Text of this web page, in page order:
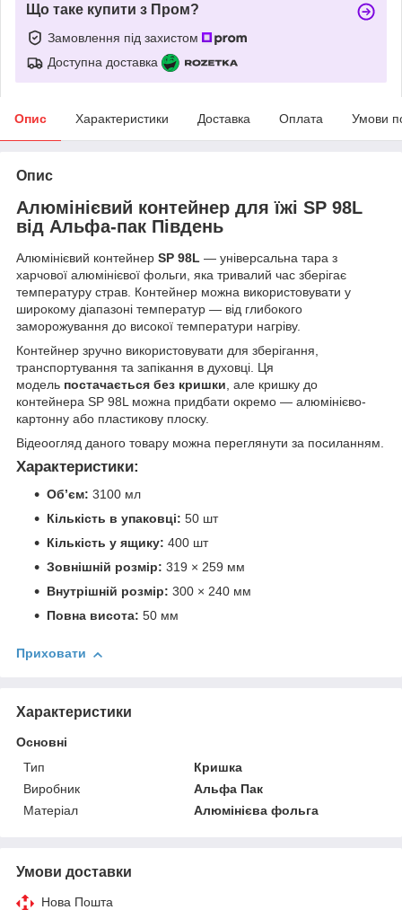
Що таке купити з Пром?
Замовлення під захистом
Доступна доставка
Опис Характеристики Доставка Оплата Умови
Опис
Алюмінієвий контейнер для їжі SP 98L
від Альфа-пак Південь
Алюмінієвий контейнер SP 98L — універсальна тара з
харчової алюмінієвої фольги, яка тривалий час зберігає
температуру страв. Контейнер можна використовувати у
широкому діапазоні температур — від глибокого
заморожування до високої температури нагріву.
Контейнер зручно використовувати для зберігання,
транспортування та запікання в духовці. Ця
модель постачається без кришки, але кришку до
контейнера SP 98L можна придбати окремо — алюмінієво-
картонну або пластикову плоску.
Відеоогляд даного товару можна переглянути за посиланням.
Характеристики:
Об’єм: 3100 мл
Кількість в упаковці: 50 шт
Кількість у ящику: 400 шт
Зовнішній розмір: 319 × 259 мм
Внутрішній розмір: 300 × 240 мм
Повна висота: 50 мм
Приховати
Характеристики
Основні
Тип
Кришка
Виробник
Альфа Пак
Матеріал
Алюмінієва фольга
Умови доставки
Нова Пошта